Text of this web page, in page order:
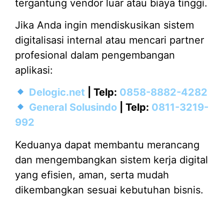
tergantung vendor luar atau biaya tinggi.
Jika Anda ingin mendiskusikan sistem
digitalisasi internal atau mencari partner
profesional dalam pengembangan
aplikasi:
Delogic.net | Telp: 0858-8882-4282
General Solusindo| Telp: 0811-3219-
992
Keduanya dapat membantu merancang
dan mengembangkan sistem kerja digital
yang efisien, aman, serta mudah
dikembangkan sesuai kebutuhan bisnis.